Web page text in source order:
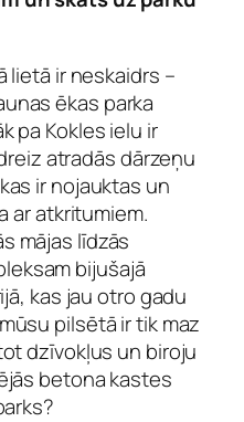
lietā ir neskaidrs –
ēkas parka
pa Kokles ielu ir
atradās dārzeņu
ir nojauktas un
ar atkritumiem.
mājas līdzās
bijušajā
kas jau otro gadu
pilsētā ir tik maz
dzīvokļus un biroju
betona kastes